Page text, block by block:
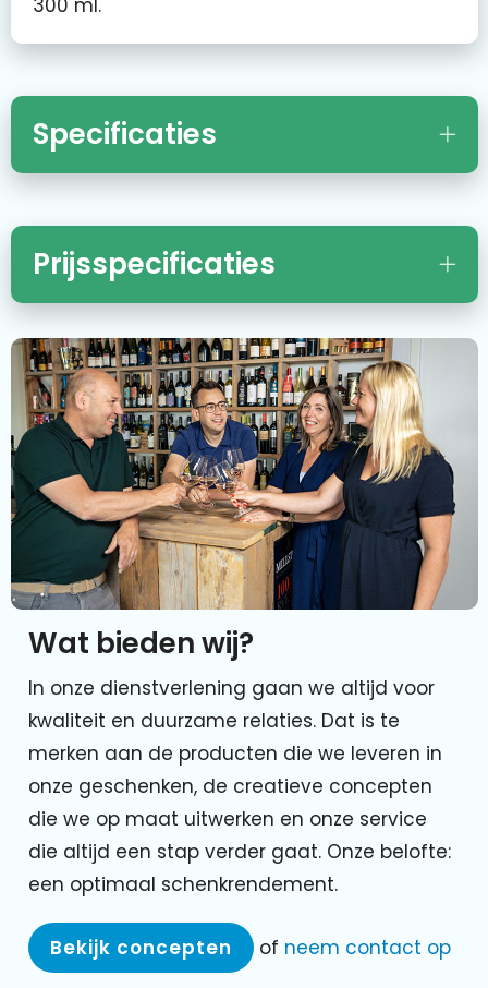
300 ml.
Specificaties
Prijsspecificaties
Wat bieden wij?
In onze dienstverlening gaan we altijd voor
kwaliteit en duurzame relaties. Dat is te
merken aan de producten die we leveren in
onze geschenken, de creatieve concepten
die we op maat uitwerken en onze service
die altijd een stap verder gaat. Onze belofte:
een optimaal schenkrendement.
Bekijk concepten of neem contact op